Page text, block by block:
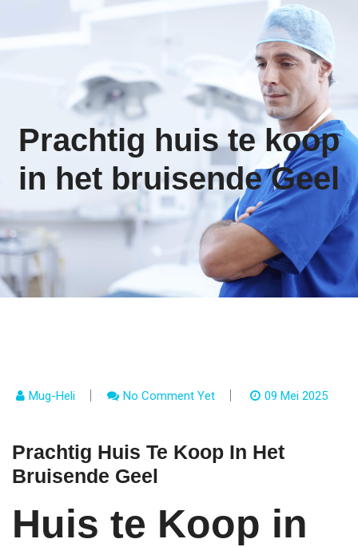
Prachtig huis te koop
in het bruisende Geel
Mug-Heli No Comment Yet 09 Mei 2025
Prachtig Huis Te Koop In Het
Bruisende Geel
Huis te Koop in